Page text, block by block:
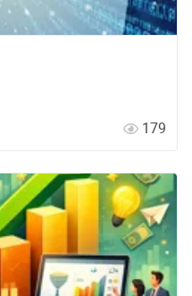
179